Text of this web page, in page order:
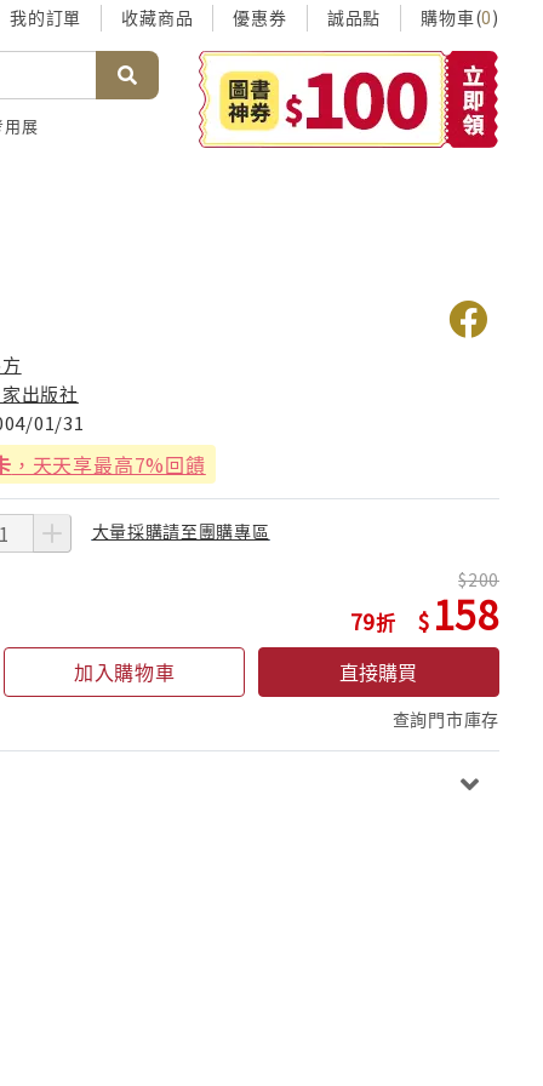
我的訂單 收藏商品 優惠券 誠品點 購物車(0)
用展
出版社
01/31
，天天享最高7%回饋
大量採購請至團購專區
79
200
158
加入購物車 直接購買
查詢門市庫存